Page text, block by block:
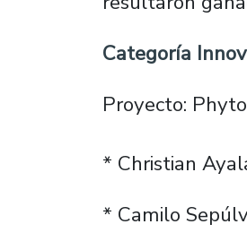
Categoría
Proyecto:
* Christian
* Camilo